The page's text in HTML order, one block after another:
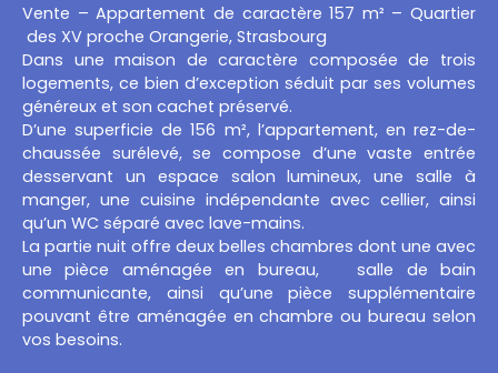
Vente – Appartement de caractère 157 m² – Quartier
des XV proche Orangerie, Strasbourg
Dans une maison de caractère composée de trois
logements, ce bien d’exception séduit par ses volumes
généreux et son cachet préservé.
D’une superficie de 156 m², l’appartement, en rez-de-
chaussée surélevé, se compose d’une vaste entrée
desservant un espace salon lumineux, une salle à
manger, une cuisine indépendante avec cellier, ainsi
qu’un WC séparé avec lave-mains.
La partie nuit offre deux belles chambres dont une avec
une pièce aménagée en bureau, salle de bain
communicante, ainsi qu’une pièce supplémentaire
pouvant être aménagée en chambre ou bureau selon
vos besoins.